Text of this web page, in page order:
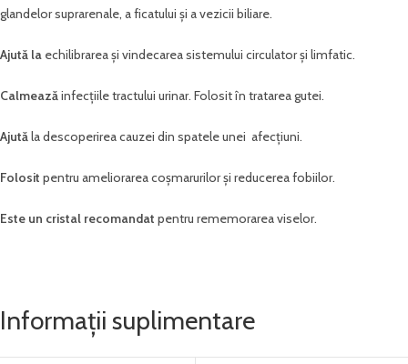
glandelor suprarenale, a ficatului și a vezicii biliare.
Ajută la echilibrarea și vindecarea sistemului circulator și limfatic.
Calmeazăinfecțiile tractului urinar. Folosit în tratarea gutei.
Ajutăla descoperirea cauzei din spatele unei afecțiuni.
Folosit pentru ameliorarea coșmarurilor și reducerea fobiilor.
Este un cristal recomandat pentru rememorarea viselor.
Informații suplimentare